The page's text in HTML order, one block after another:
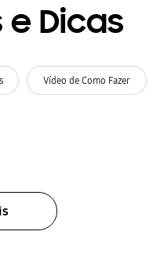
Dicas
Vídeo de Como Fazer